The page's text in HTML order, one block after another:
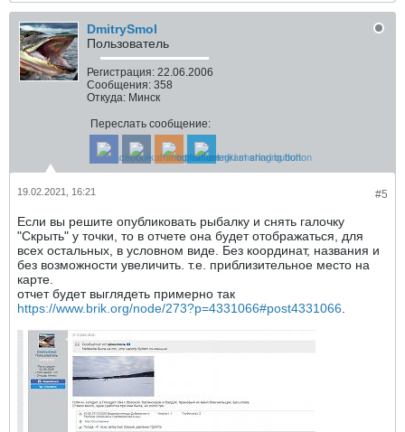
DmitrySmol
Пользователь
Регистрация: 22.06.2006
Сообщения: 358
Откуда: Минск
Переслать сообщение:
#5
19.02.2021, 16:21
Если вы решите опубликовать рыбалку и снять галочку
"Скрыть" у точки, то в отчете она будет отображаться, для
всех остальных, в условном виде. Без координат, названия и
без возможности увеличить. т.е. приблизительное место на
карте.
отчет будет выглядеть примерно так
https://www.brik.org/node/273?p=4331066#post4331066